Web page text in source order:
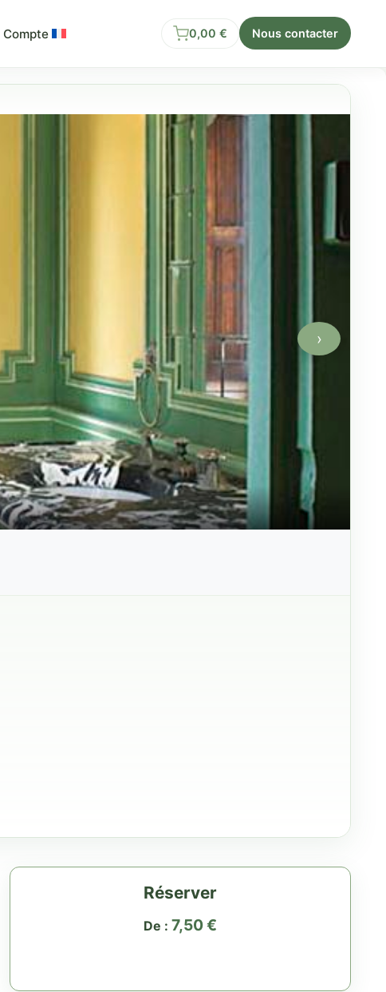
Compte 0,00 € Nous contacter
›
Réserver
De : 7,50€